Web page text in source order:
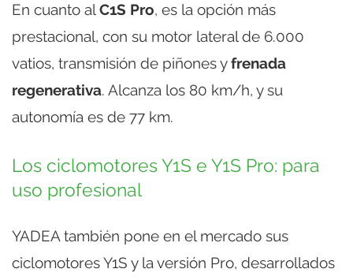
En cuanto alC1S Pro, es la opción más
prestacional, con su motor lateral de 6.000
vatios, transmisión de piñones yfrenada
regenerativa. Alcanza los 80 km/h, y su
autonomía es de 77 km.
Los ciclomotores Y1S e Y1S Pro: para
uso profesional
YADEA también pone en el mercado sus
ciclomotores Y1S y la versión Pro, desarrollados